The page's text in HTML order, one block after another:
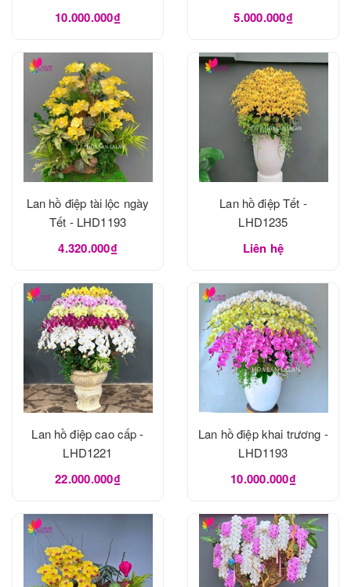
10.000.000₫ 5.000.000₫
Lan hồ điệp tài lộc ngày
Tết - LHD1193
4.320.000₫
Lan hồ điệp Tết -
LHD1235
Liên hệ
Lan hồ điệp cao cấp -
LHD1221
22.000.000₫
Lan hồ điệp khai trương -
LHD1193
10.000.000₫